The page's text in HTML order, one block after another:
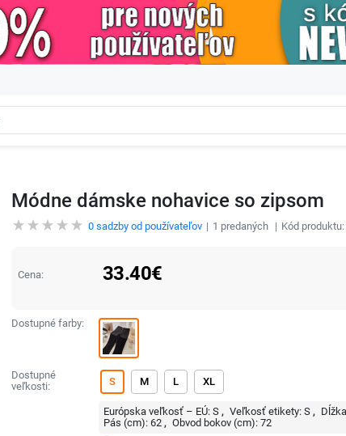
Módne dámske nohavice so zipsom
0sadzby od používateľov 1 predaných Kód produktu:
Cena: 33.40€
Dostupné farby:
Dostupné
veľkosti:
S M L XL
Európska veľkosť – EÚ: S Veľkosť etikety: S
Pás (cm): 62 Obvod bokov (cm): 72